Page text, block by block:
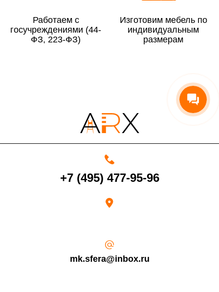
По Москве
10%
По Московской области
Срок возврата товара надлежащего качества составляет 30 дней с
счет в течение 5-30 рабочих дней (срок зависит от банка, который
выдал Вашу банковскую карту).
Работаем с
госучреждениями (44-
ФЗ, 223-ФЗ)
Изготовим мебель по
индивидуальным
размерам
+7 (495) 477-95-96
mk.sfera@inbox.ru